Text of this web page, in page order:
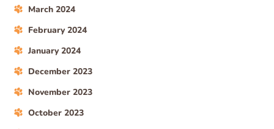
March 2024
February 2024
January 2024
December 2023
November 2023
October 2023